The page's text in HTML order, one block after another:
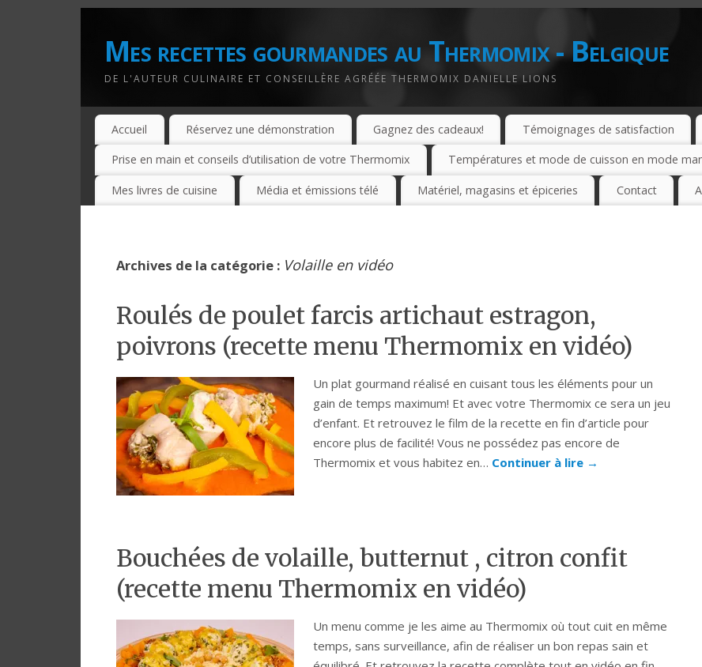
Mes recettes gourmandes au Thermomix - Belgique
DE L'AUTEUR CULINAIRE ET CONSEILLÈRE AGRÉÉE THERMOMIX DANIELLE LIONS
Accueil Réservez une démonstration Gagnez des cadeaux! Témoignages de satisfaction
Prise en main et conseils d’utilisation de votre Thermomix Températures et mode de cuisson en mode
Mes livres de cuisine Média et émissions télé Matériel, magasins et épiceries Contact
Archives de la catégorie : Volaille en vidéo
Roulés de poulet farcis artichaut estragon,
poivrons (recette menu Thermomix en vidéo)
Un plat gourmand réalisé en cuisant tous les éléments pour un
gain de temps maximum! Et avec votre Thermomix ce sera un jeu
d’enfant. Et retrouvez le film de la recette en fin d’article pour
encore plus de facilité! Vous ne possédez pas encore de
Thermomix et vous habitez en… Continuer à lire →
Bouchées de volaille, butternut , citron confit
(recette menu Thermomix en vidéo)
Un menu comme je les aime au Thermomix où tout cuit en même
temps, sans surveillance, afin de réaliser un bon repas sain et